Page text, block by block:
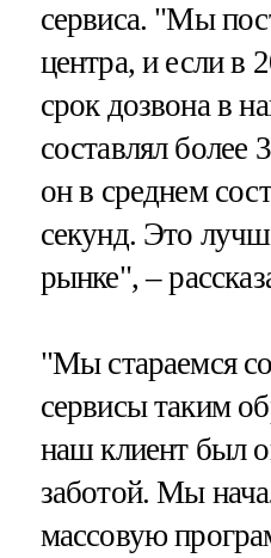
сервиса. "Мы
центра, и если в
срок дозвона в
составлял более
он в среднем
секунд. Это
рынке", –
"Мы стараемся
сервисы таким
наш клиент был
заботой. Мы
массовую